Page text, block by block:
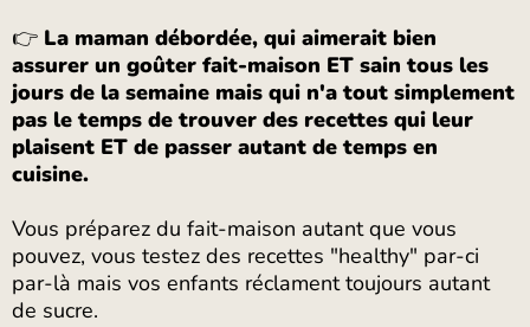
👉 La maman débordée, qui aimerait bien
assurer un goûter fait-maison ET sain tous les
jours de la semaine mais qui n'a tout simplement
pas le temps de trouver des recettes qui leur
plaisent ET de passer autant de temps en
cuisine.
Vous préparez du fait-maison autant que vous
pouvez, vous testez des recettes "healthy" par-ci
par-là mais vos enfants réclament toujours autant
de sucre.